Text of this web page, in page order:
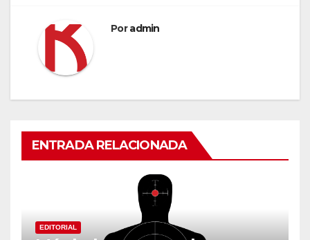
Poradmin
ENTRADA RELACIONADA
EDITORIAL